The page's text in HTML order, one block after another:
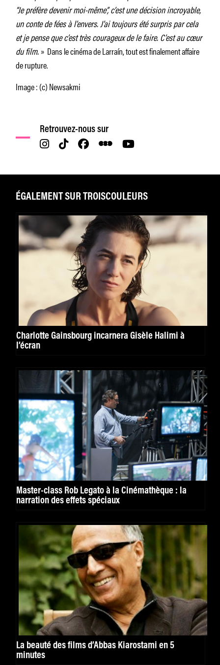
“Je préfère devenir moi-même”, c’est une décision incroyable,
un conte de fées à l’envers. J’ai toujours été surpris par cela
et je pense que c’est très courageux de le faire. C’est au cœur
du film.» Dans le cinéma de Larraín, tout est finalement affaire
de rupture.
Image : (c) Newsakmi
Retrouvez-nous sur
ÉGALEMENT SUR TROISCOULEURS
Charlotte Gainsbourg incarnera Gisèle Halimi à
l’écran
Master-class Rob Legato à la Cinémathèque : la
narration des effets spéciaux
La beauté des films d’Abbas Kiarostami en 5
minutes